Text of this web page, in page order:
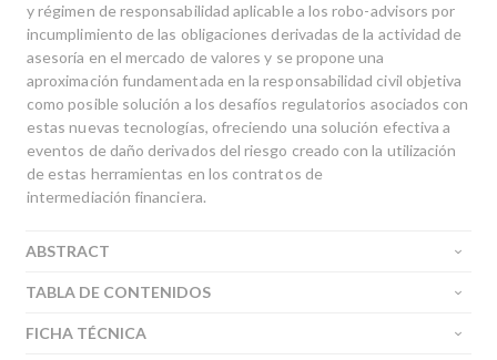
y régimen de responsabilidad aplicable a los robo-advisors por
incumplimiento de las obligaciones derivadas de la actividad de
asesoría en el mercado de valores y se propone una
aproximación fundamentada en la responsabilidad civil objetiva
como posible solución a los desafíos regulatorios asociados con
estas nuevas tecnologías, ofreciendo una solución efectiva a
eventos de daño derivados del riesgo creado con la utilización
de estas herramientas en los contratos de
intermediación financiera.
ABSTRACT
TABLA DE CONTENIDOS
FICHA TÉCNICA